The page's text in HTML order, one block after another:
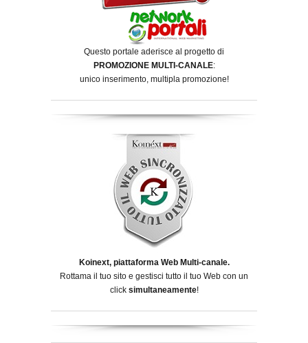
Questo portale aderisce al progetto di
PROMOZIONE MULTI-CANALE:
unico inserimento, multipla promozione!
Koinext, piattaforma Web Multi-canale.
Rottama il tuo sito e gestisci tutto il tuo Web con un
click simultaneamente!